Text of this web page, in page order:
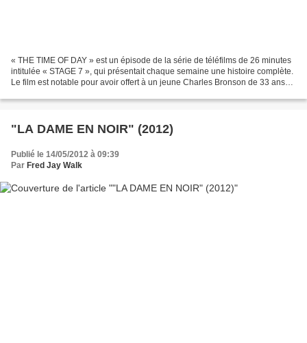
« THE TIME OF DAY » est un épisode de la série de téléfilms de 26 minutes
intitulée « STAGE 7 », qui présentait chaque semaine une histoire complète.
Le film est notable pour avoir offert à un jeune Charles Bronson de 33 ans
"LA DAME EN NOIR" (2012)
Publié le 14/05/2012 à 09:39
Par Fred Jay Walk